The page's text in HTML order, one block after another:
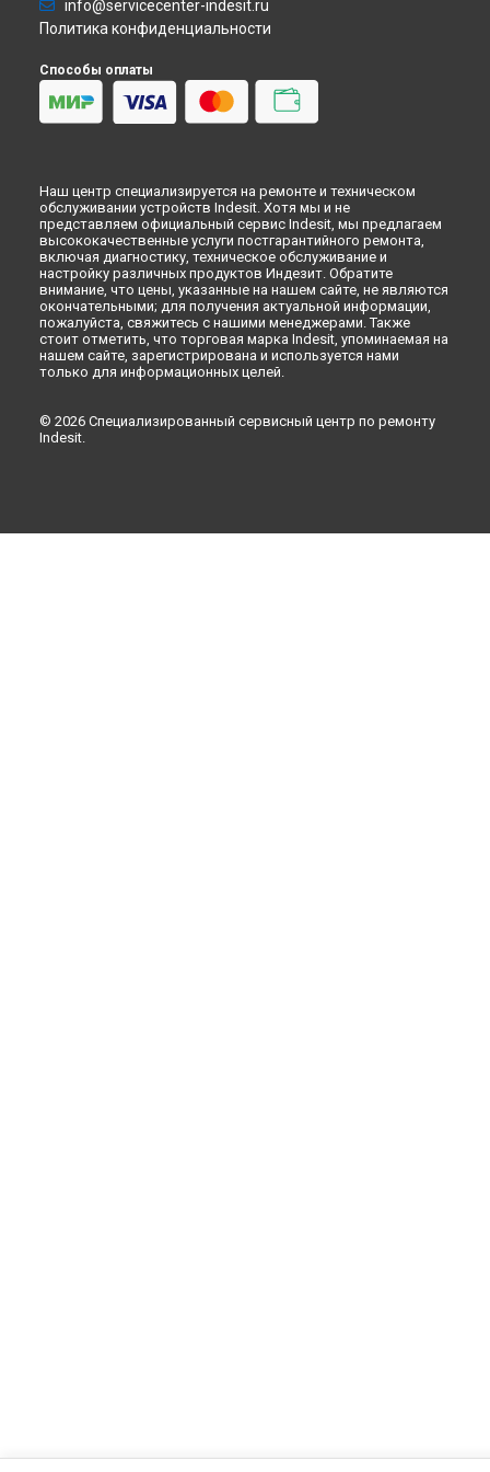
info@servicecenter-indesit.ru
Политика конфиденциальности
Способы оплаты
Наш центр специализируется на ремонте и техническом
обслуживании устройств Indesit. Хотя мы и не
представляем официальный сервис Indesit, мы предлагаем
высококачественные услуги постгарантийного ремонта,
включая диагностику, техническое обслуживание и
настройку различных продуктов Индезит. Обратите
внимание, что цены, указанные на нашем сайте, не являются
окончательными; для получения актуальной информации,
пожалуйста, свяжитесь с нашими менеджерами. Также
стоит отметить, что торговая марка Indesit, упоминаемая на
нашем сайте, зарегистрирована и используется нами
только для информационных целей.
© 2026 Специализированный сервисный центр по ремонту
Indesit.